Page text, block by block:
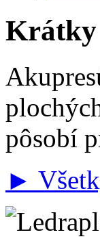
Krátky
pôsobí
►